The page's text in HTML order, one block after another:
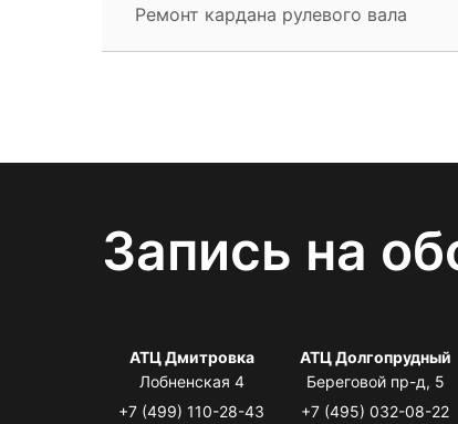
Ремонт кардана рулевого вала
Запись на
АТЦ Дмитровка
Лобненская 4
+7 (499) 110-28-43
АТЦ Долгопрудный
Береговой пр-д, 5
+7 (495) 032-08-22